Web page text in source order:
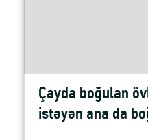
Çayda boğulan
istəyən ana da